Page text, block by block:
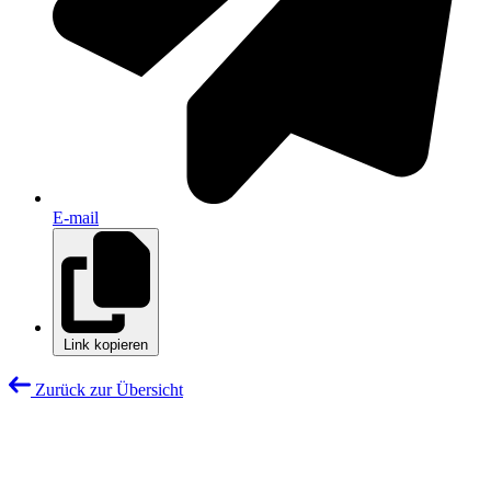
E-mail
Link kopieren
Zurück zur Übersicht